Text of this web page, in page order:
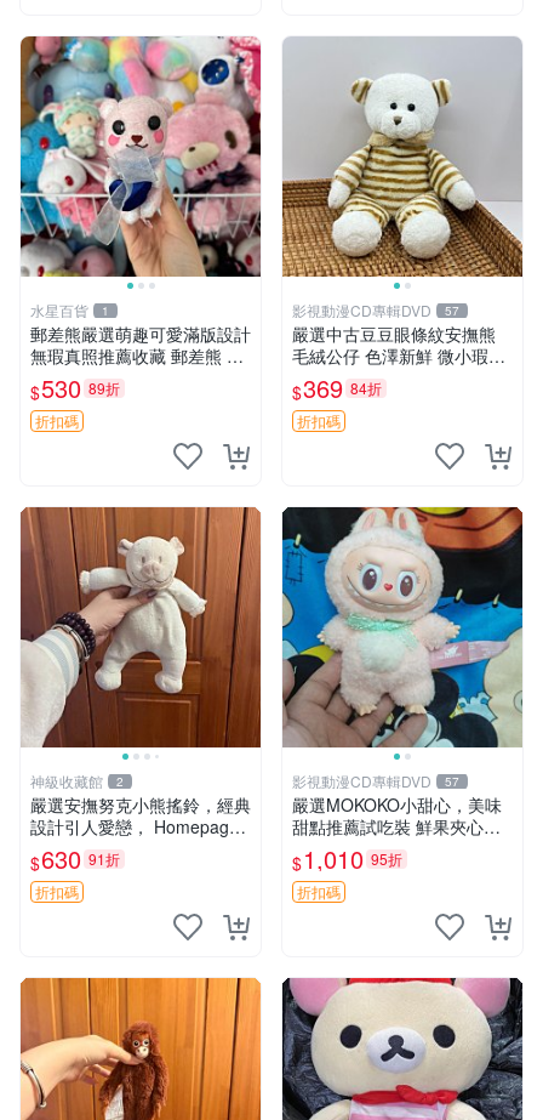
水星百貨 1
郵差熊嚴選萌趣可愛滿版設計
無瑕真照推薦收藏 郵差熊 熊
抱枕 紅薯啵啵間
$530 89折
折扣碼
影視動漫CD專輯DVD 57
嚴選中古豆豆眼條紋安撫熊
毛絨公仔 色澤新鮮 微小瑕疵
可收藏 中古 安撫熊 條紋公仔
$369 84折
折扣碼
神級收藏館 2
嚴選安撫努克小熊搖鈴，經典
設計引人愛戀， Homepage
滿60元包運，不滿補差價！
安撫努克 小熊搖鈴 雙手搖動
$630 91折
折扣碼
影視動漫CD專輯DVD 57
嚴選MOKOKO小甜心，美味
甜點推薦試吃裝 鮮果夾心糖
果，甜蜜滋味享不停 薄荷草
莓 奶油心 60粒 mini小甜心糖
果，水果味夾心零食裝 心形
$1,010 95折
折扣碼